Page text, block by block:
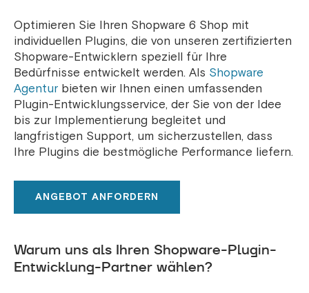
Optimieren Sie Ihren Shopware 6 Shop mit
individuellen Plugins, die von unseren zertifizierten
Shopware-Entwicklern speziell für Ihre
Bedürfnisse entwickelt werden. Als Shopware
Agentur bieten wir Ihnen einen umfassenden
Plugin-Entwicklungsservice, der Sie von der Idee
bis zur Implementierung begleitet und
langfristigen Support, um sicherzustellen, dass
Ihre Plugins die bestmögliche Performance liefern.
ANGEBOT ANFORDERN
Warum uns als Ihren Shopware-Plugin-
Entwicklung-Partner wählen?